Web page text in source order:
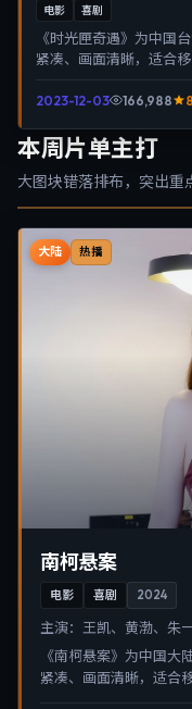
电影 喜剧
《时光匣奇遇》为中国
紧凑、画面清晰，适合
2023-12-03 166,988
本周片单主打
大图块错落排布，突出重
大陆 热播
南柯悬案
电影 喜剧 2024
主演： 王凯、黄渤、朱
《南柯悬案》为中国大
紧凑、画面清晰，适合